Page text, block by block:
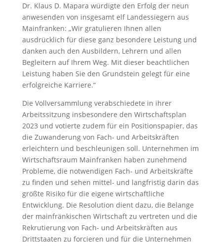
Dr. Klaus D. Mapara würdigte den Erfolg der neun
anwesenden von insgesamt elf Landessiegern aus
Mainfranken: „Wir gratulieren Ihnen allen
ausdrücklich für diese ganz besondere Leistung und
danken auch den Ausbildern, Lehrern und allen
Begleitern auf Ihrem Weg. Mit dieser beachtlichen
Leistung haben Sie den Grundstein gelegt für eine
erfolgreiche Karriere.“
Die Vollversammlung verabschiedete in ihrer
Arbeitssitzung insbesondere den Wirtschaftsplan
2023 und votierte zudem für ein Positionspapier, das
die Zuwanderung von Fach- und Arbeitskräften
erleichtern und beschleunigen soll. Unternehmen im
Wirtschaftsraum Mainfranken haben zunehmend
Probleme, die notwendigen Fach- und Arbeitskräfte
zu finden und sehen mittel- und langfristig darin das
größte Risiko für die eigene wirtschaftliche
Entwicklung. Die Resolution dient dazu, die Belange
der mainfränkischen Wirtschaft zu vertreten und die
Rekrutierung von Fach- und Arbeitskräften aus
Drittstaaten zu forcieren und für die Unternehmen